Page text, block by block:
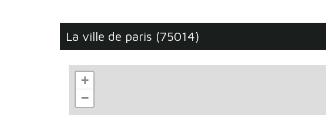
la ville de paris (75014)
+
−